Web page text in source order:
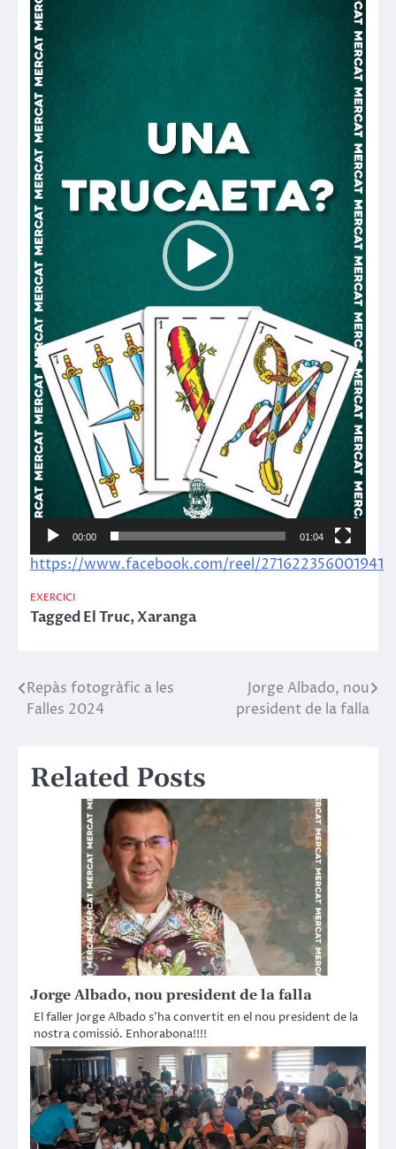
00:00 01:04
https://www.facebook.com/reel/271622356001941
EXERCICI
TaggedEl Truc,Xaranga
Navegació
Repàs fotogràfic a les
Falles 2024
Jorge Albado, nou
president de la falla
Related Posts
Jorge Albado, nou president de la falla
El faller Jorge Albado s’ha convertit en el nou president de la
nostra comissió. Enhorabona!!!!